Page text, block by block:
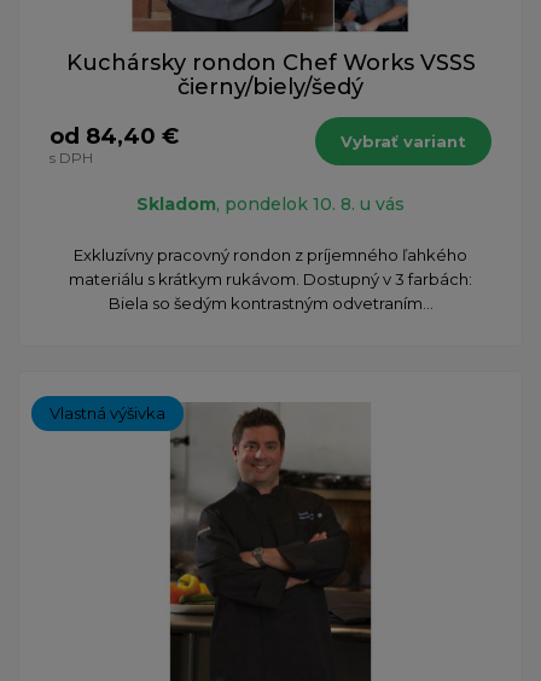
Kuchársky rondon Chef Works VSSS
čierny/biely/šedý
od 84,40 €
s DPH
Vybrať variant
Skladom, pondelok 10. 8. u vás
Exkluzívny pracovný rondon z príjemného ľahkého
materiálu s krátkym rukávom. Dostupný v 3 farbách:
Biela so šedým kontrastným odvetraním...
Vlastná výšivka